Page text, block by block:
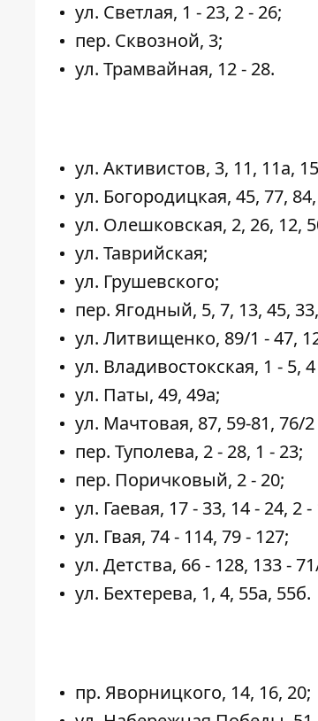
ул. Светлая, 1 - 23, 2 - 26;
пер. Сквозной, 3;
ул. Трамвайная, 12 - 28.
ул. Активистов, 3, 11, 11а,
ул. Богородицкая, 45, 77,
ул. Олешковская, 2, 26, 12,
ул. Таврийская;
ул. Грушевского;
пер. Ягодный, 5, 7, 13, 45,
ул. Литвищенко, 89/1 - 47,
ул. Владивостокская, 1 - 5,
ул. Паты, 49, 49а;
ул. Мачтовая, 87, 59-81, 76/2
пер. Туполева, 2 - 28, 1 - 23;
пер. Поричковый, 2 - 20;
ул. Гаевая, 17 - 33, 14 - 24, 2 -
ул. Гвая, 74 - 114, 79 - 127;
ул. Детства, 66 - 128, 133 -
ул. Бехтерева, 1, 4, 55а, 55б.
пр. Яворницкого, 14, 16, 20;